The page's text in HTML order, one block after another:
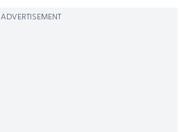
ADVERTISEMENT